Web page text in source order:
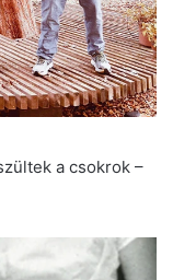
a csokrok –